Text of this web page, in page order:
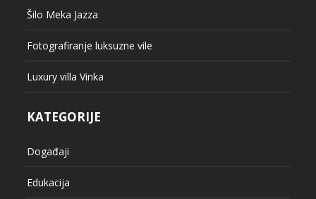
Šilo Meka Jazza
Fotografiranje luksuzne vile
Luxury villa Vinka
KATEGORIJE
Događaji
Edukacija